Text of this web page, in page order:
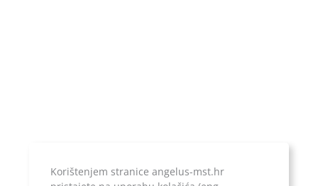
Korištenjem stranice angelus-mst.hr